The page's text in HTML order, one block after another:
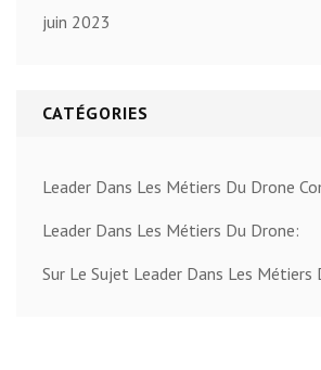
juin 2023
CATÉGORIES
Leader Dans Les Métiers Du Drone
Leader Dans Les Métiers Du Drone:
Sur Le Sujet Leader Dans Les Métiers